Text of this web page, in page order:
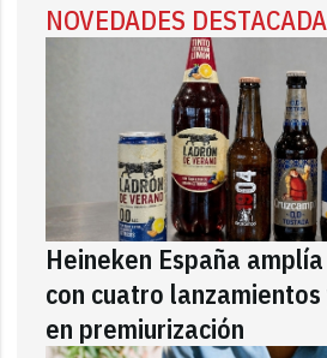
NOVEDADES
Heineken España
con cuatro
en premiurización